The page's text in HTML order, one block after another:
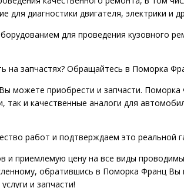
диагностики двигателя, электрики и
для проведения кузовного
на запчастях? Обращайтесь в Поморка
можете приобрести и запчасти.
так и качественные аналоги для
работ и подтверждаем это реальной
и приемлемую цену на все виды
обратившись в Поморка Франц
и запчасти!